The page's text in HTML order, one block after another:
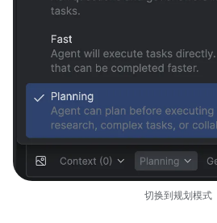
切换到规划模式